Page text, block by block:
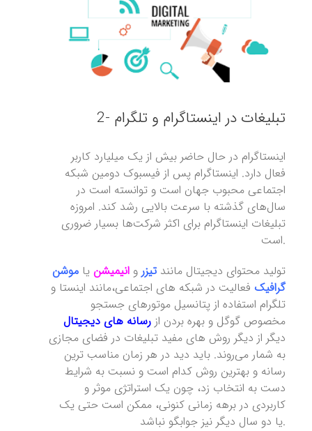
2- تبلیغات در اینستاگرام و تلگرام
اینستاگرام در حال حاضر بیش از یک میلیارد کاربر
فعال دارد. اینستاگرام پس از فیسبوک دومین شبکه
اجتماعی محبوب جهان است و توانسته است در
سال‌های گذشته با سرعت بالایی رشد کند. امروزه
تبلیغات اینستاگرام برای اکثر شرکت‌ها بسیار ضروری
است.
تولید محتوای دیجیتال مانند تیزر و انیمیشن یا موشن
گرافیک فعالیت در شبکه های اجتماعی،مانند اینستا و
تلگرام استفاده از پتانسیل موتورهای جستجو
مخصوص گوگل و بهره بردن از رسانه های دیجیتال
دیگر از دیگر روش های مفید تبلیغات در فضای مجازی
به شمار می‌‌روند. باید دید در هر زمان مناسب ترین
رسانه و بهترین روش کدام است و نسبت به شرایط
دست به انتخاب زد، چون یک استراتژی موثر و
کاربردی در برهه زمانی کنونی، ممکن است حتی یک
یا دو سال دیگر نیز جوابگو نباشد.